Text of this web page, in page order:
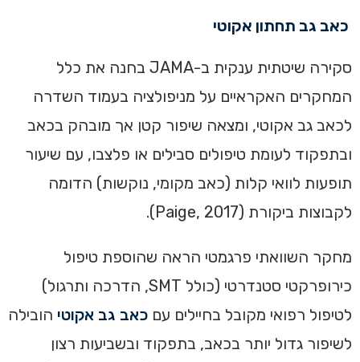
כאב גב תחתון אקוטי
סקירה שיטתית ענקית ב-JAMA בחנה את כלל
המחקרים האקראיים על מניפולציה בעמוד השדרה
לכאב גב אקוטי, ומצאה שיפור קטן אך מובהק בכאב
ובתפקוד לעומת טיפולים סבילים או פלצבו, עם שיעור
תופעות לוואי קלות (כאב מקומי, נוקשות) הדומה
לקבוצות ביקורת (Paige, 2017).
מחקר השוואתי פרגמטי הראה שהוספת טיפול
כירופרקטי סטנדרטי (כולל SMT, הדרכה ותרגול)
לטיפול רפואי מקובל בחיילים עם כאב גב אקוטי הובילה
לשיפור גדול יותר בכאב, בתפקוד ובשביעות רצון